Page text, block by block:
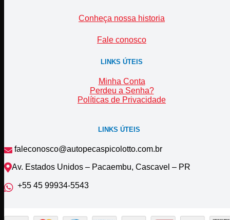
Conheça nossa historia
Fale conosco
LINKS ÚTEIS
Minha Conta
Perdeu a Senha?
Políticas de Privacidade
LINKS ÚTEIS
faleconosco@autopecaspicolotto.com.br
Av. Estados Unidos – Pacaembu, Cascavel – PR
+55 45 99934‑5543‬